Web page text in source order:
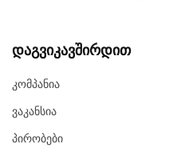
Დაგვიკავშირდით
Კომპანია
Ვაკანსია
Პირობები